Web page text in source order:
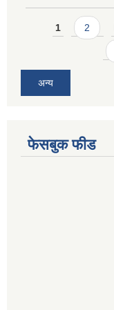
Pages
1 2
अन्य
फेसबुक फीड